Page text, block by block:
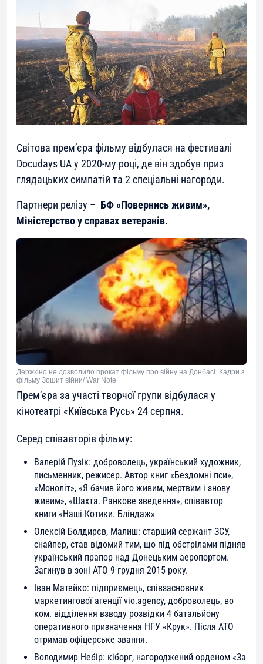
Світова прем’єра фільму відбулася на фестивалі
Docudays UA у 2020-му році, де він здобув приз
глядацьких симпатій та 2 спеціальні нагороди.
Партнери релізу – БФ «Повернись живим»,
Міністерство у справах ветеранів.
Держкіно не дозволило прокат фільму про війну на Донбасі. Кадри з
фільму Зошит війни/ War Note
Прем’єра за участі творчої групи відбулася у
кінотеатрі «Київська Русь» 24 серпня.
Серед співавторів фільму:
Валерій Пузік: доброволець, український художник,
письменник, режисер. Автор книг «Бездомні пси»,
«Моноліт», «Я бачив його живим, мертвим і знову
живим», «Шахта. Ранкове зведення», співавтор
книги «Наші Котики. Бліндаж»
Олексій Болдирєв, Малиш: старший сержант ЗСУ,
снайпер, cтав відомий тим, що під обстрілами підняв
український прапор над Донецьким аеропортом.
Загинув в зоні АТО 9 грудня 2015 року.
Іван Матейко: підприємець, співзасновник
маркетингової агенції vio.agency, доброволець, во
ком. відділення взводу розвідки 4 батальйону
оперативного призначення НГУ «Крук». Після АТО
отримав офіцерське звання.
Володимир Небір: кіборг, нагороджений орденом «За